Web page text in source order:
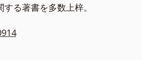
する著書を多数上梓。